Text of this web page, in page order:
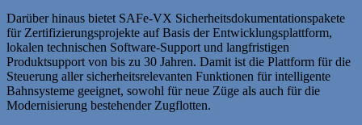
Darüber hinaus bietet SAFe-VX Sicherheitsdokumentationspakete
für Zertifizierungsprojekte auf Basis der Entwicklungsplattform,
lokalen technischen Software-Support und langfristigen
Produktsupport von bis zu 30 Jahren. Damit ist die Plattform für die
Steuerung aller sicherheitsrelevanten Funktionen für intelligente
Bahnsysteme geeignet, sowohl für neue Züge als auch für die
Modernisierung bestehender Zugflotten.